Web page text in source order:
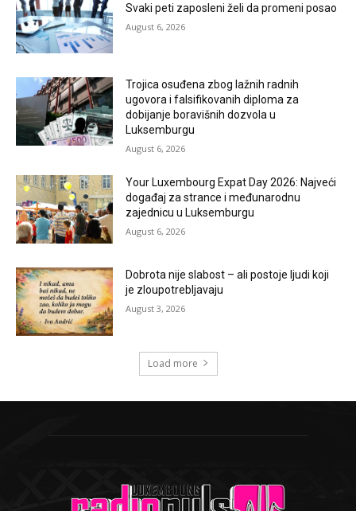
Svaki peti zaposleni želi da promeni posao
August 6, 2026
Trojica osuđena zbog lažnih radnih
ugovora i falsifikovanih diploma za
dobijanje boravišnih dozvola u
Luksemburgu
August 6, 2026
Your Luxembourg Expat Day 2026: Najveći
događaj za strance i međunarodnu
zajednicu u Luksemburgu
August 6, 2026
Dobrota nije slabost – ali postoje ljudi koji
je zloupotrebljavaju
August 3, 2026
Load more